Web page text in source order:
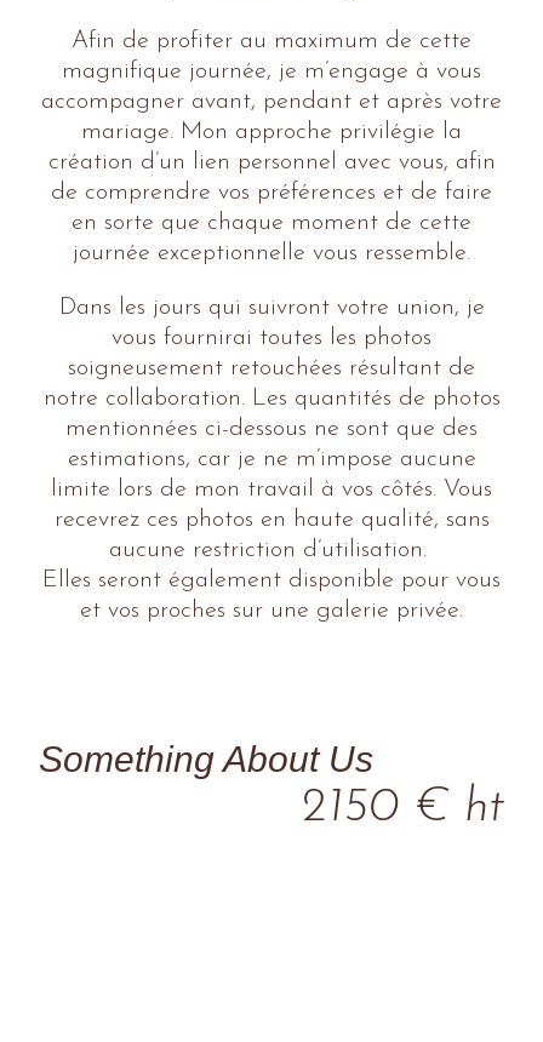
Afin de profiter au maximum de cette
magnifique journée, je m’engage à vous
accompagner avant, pendant et après votre
mariage. Mon approche privilégie la
création d’un lien personnel avec vous, afin
de comprendre vos préférences et de faire
en sorte que chaque moment de cette
journée exceptionnelle vous ressemble.
Dans les jours qui suivront votre union, je
vous fournirai toutes les photos
soigneusement retouchées résultant de
notre collaboration. Les quantités de photos
mentionnées ci-dessous ne sont que des
estimations, car je ne m’impose aucune
limite lors de mon travail à vos côtés. Vous
recevrez ces photos en haute qualité, sans
aucune restriction d’utilisation.
Elles seront également disponible pour vous
et vos proches sur une galerie privée.
Something About Us
2150 € ht